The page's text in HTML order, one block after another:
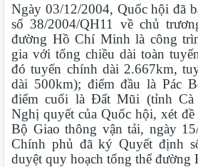
Ngày 03/12/2004, Quốc hội đã
số 38/2004/QH11 về chủ
đường Hồ Chí Minh là công
gia với tổng chiều dài toàn
đó tuyến chính dài 2.667km,
dài 500km); điểm đầu là Pác
điểm cuối là Đất Mũi (tỉnh Cà
Nghị quyết của Quốc hội, xét
Bộ Giao thông vận tải, ngày
Chính phủ đã ký Quyết định
duyệt quy hoạch tổng thể